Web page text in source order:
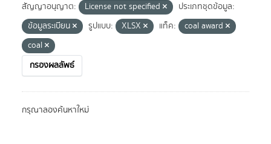
สัญญาอนุญาต: License not specified
ประเภทชุดข้อมูล:
ข้อมูลระเบียน
รูปแบบ: XLSX แท็ค:
coal award
coal
กรองผลลัพธ์
กรุณาลองค้นหาใหม่